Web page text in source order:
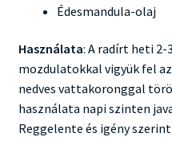
Édesmandula-olaj
Használata: A radírt heti
mozdulatokkal vigyük fel
nedves vattakoronggal
használata napi szinten
Reggelente és igény